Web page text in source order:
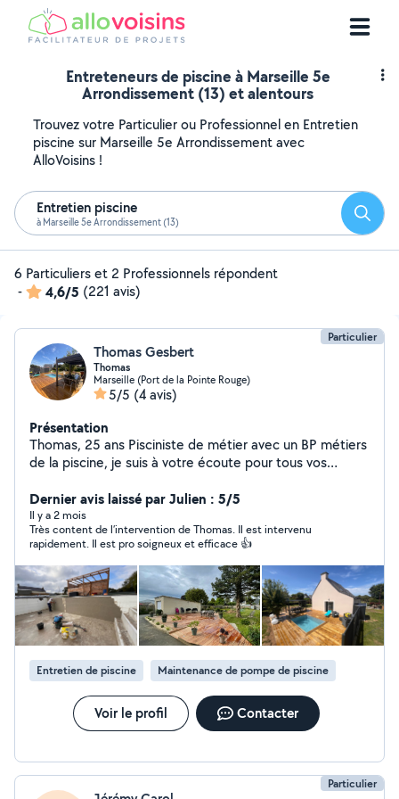
Entreteneurs de piscine à Marseille 5e
Arrondissement (13) et alentours
Trouvez votre Particulier ou Professionnel en Entretien
piscine sur Marseille 5e Arrondissement avec
AlloVoisins !
Entretien piscine
à Marseille 5e Arrondissement (13)
6 Particuliers et 2 Professionnels répondent
-
4,6/5 (221 avis)
Particulier
Thomas Gesbert
Thomas
Marseille (Port de la Pointe Rouge)
5/5 (4 avis)
Présentation
Thomas, 25 ans Pisciniste de métier avec un BP métiers
de la piscine, je suis à votre écoute pour tous vos
Message avec demande par sms )
Dernier avis laissé par Julien : 5/5
Il y a 2 mois
Très content de l’intervention de Thomas. Il est intervenu
rapidement. Il est pro soigneux et efficace 👍
Entretien de piscine Maintenance de pompe de piscine
Voir le profil Contacter
Particulier